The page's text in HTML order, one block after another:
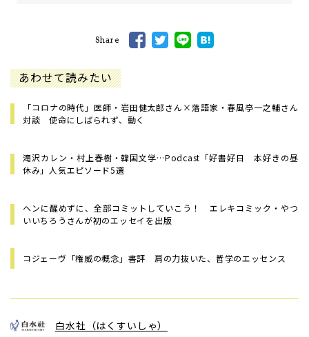
Share
あわせて読みたい
「コロナの時代」医師・岩田健太郎さん×落語家・春風亭一之輔さん
対談 使命にしばられず、動く
滝沢カレン・村上春樹・韓国文学…Podcast「好書好日 本好きの昼
休み」人気エピソード5選
ヘンに醒めずに、全部コミットしていこう！ エレキコミック・やつ
いいちろうさんが初のエッセイを出版
コジェーヴ「権威の概念」書評 肩の力抜いた、哲学のエッセンス
白水社（はくすいしゃ）